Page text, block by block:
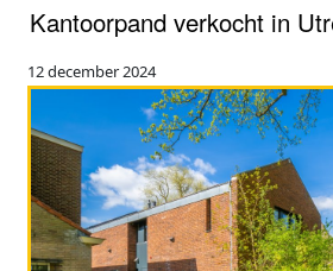
Kantoorpand verkocht in
12 december 2024